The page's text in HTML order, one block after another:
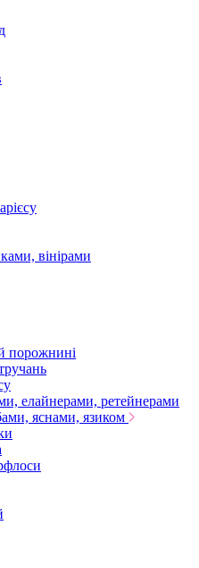
вінірами
порожнині
елайнерами, ретейнерами
яснами, язиком